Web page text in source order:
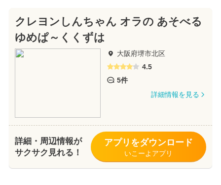
クレヨンしんちゃん オラの あそべる
ゆめぱ～くくずは
大阪府堺市北区
4.5
5件
詳細情報を見る
詳細・周辺情報が
サクサク見れる！
アプリをダウンロード
いこーよアプリ